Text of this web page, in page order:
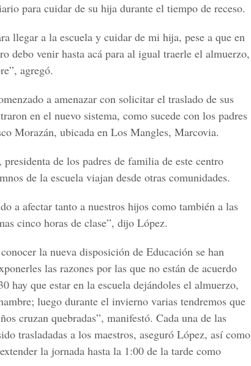
para cuidar de su hija durante el tiempo de receso.
llegar a la escuela y cuidar de mi hija, pese a que en
debo venir hasta acá para al igual traerle el almuerzo,
agregó.
a amenazar con solicitar el traslado de sus
en el nuevo sistema, como sucede con los padres
Morazán, ubicada en Los Mangles, Marcovia.
de los padres de familia de este centro
de la escuela viajan desde otras comunidades.
a afectar tanto a nuestros hijos como también a las
cinco horas de clase”, dijo López.
la nueva disposición de Educación se han
las razones por las que no están de acuerdo
hay que estar en la escuela dejándoles el almuerzo,
luego durante el invierno varias tendremos que
cruzan quebradas”, manifestó. Cada una de las
trasladadas a los maestros, aseguró López, así como
la jornada hasta la 1:00 de la tarde como